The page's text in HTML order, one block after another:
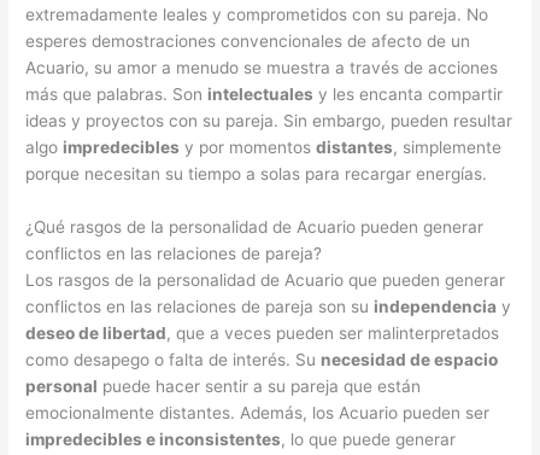
extremadamente leales y comprometidos con su pareja. No
esperes demostraciones convencionales de afecto de un
Acuario, su amor a menudo se muestra a través de acciones
más que palabras. Son intelectuales y les encanta compartir
ideas y proyectos con su pareja. Sin embargo, pueden resultar
algo impredecibles y por momentosdistantes, simplemente
porque necesitan su tiempo a solas para recargar energías.
¿Qué rasgos de la personalidad de Acuario pueden generar
conflictos en las relaciones de pareja?
Los rasgos de la personalidad de Acuario que pueden generar
conflictos en las relaciones de pareja son su independencia y
deseo de libertad, que a veces pueden ser malinterpretados
como desapego o falta de interés. Su necesidad de espacio
personal puede hacer sentir a su pareja que están
emocionalmente distantes. Además, los Acuario pueden ser
impredecibles e inconsistentes, lo que puede generar